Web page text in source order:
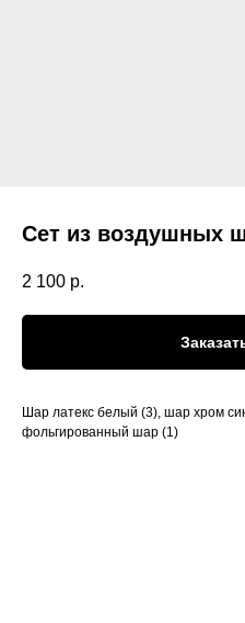
Сет из воздушных
2 100 р.
Шар латекс белый (3), шар хром
фольгированный шар (1)